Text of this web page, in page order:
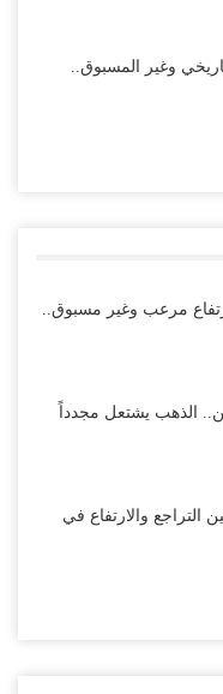
وغير المسبوق..
مرعب وغير مسبوق..
الذهب يشتعل مجدداً
التراجع والارتفاع في